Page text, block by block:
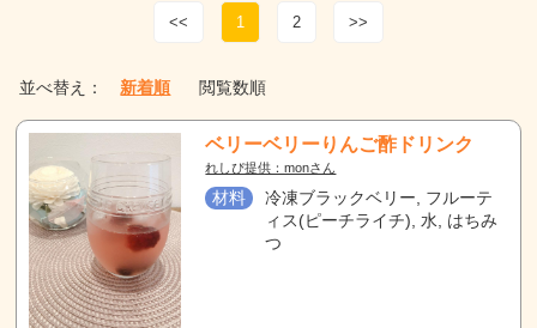
<< 1 2 >>
並べ替え： 新着順 閲覧数順
ベリーベリーりんご酢ドリンク
れしぴ提供：monさん
材料
冷凍ブラックベリー, フルーテ
ィス(ピーチライチ), 水, はちみ
つ